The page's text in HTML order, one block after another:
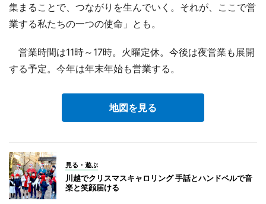
集まることで、つながりを生んでいく。それが、ここで営
業する私たちの一つの使命」とも。
営業時間は11時～17時。火曜定休。今後は夜営業も展開
する予定。今年は年末年始も営業する。
地図を見る
見る・遊ぶ
川越でクリスマスキャロリング 手話とハンドベルで音
楽と笑顔届ける